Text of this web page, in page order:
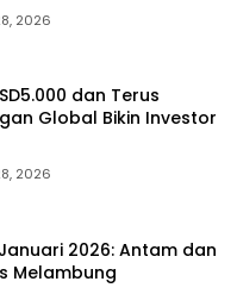
2026
dan Terus
Global Bikin Investor
2026
2026: Antam dan
Melambung